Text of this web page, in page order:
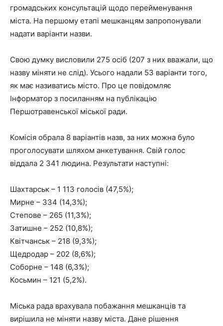
громадських консультацій щодо перейменування
міста. На першому етапі мешканцям запропонували
надати варіанти назви.
Свою думку висловили 275 осіб (207 з них вважали, що
назву міняти не слід). Усього надали 53 варіанти того,
як має називатись місто. Про це повідомляє
Інформатор з посиланням на публікацію
Першотравенської міської ради.
Комісія обрала 8 варіантів назв, за них можна було
проголосувати шляхом анкетування. Свій голос
віддала 2 341 людина. Результати наступні:
Шахтарськ – 1 113 голосів (47,5%);
Мирне – 334 (14,3%);
Степове – 265 (11,3%);
Затишне – 252 (10,8%);
Квітчанськ – 218 (9,3%);
Щедродар – 202 (8,6%);
Соборне – 148 (6,3%);
Косьмин – 121 (5,2%).
Міська рада врахувала побажання мешканців та
вирішила не міняти назву міста. Дане рішення